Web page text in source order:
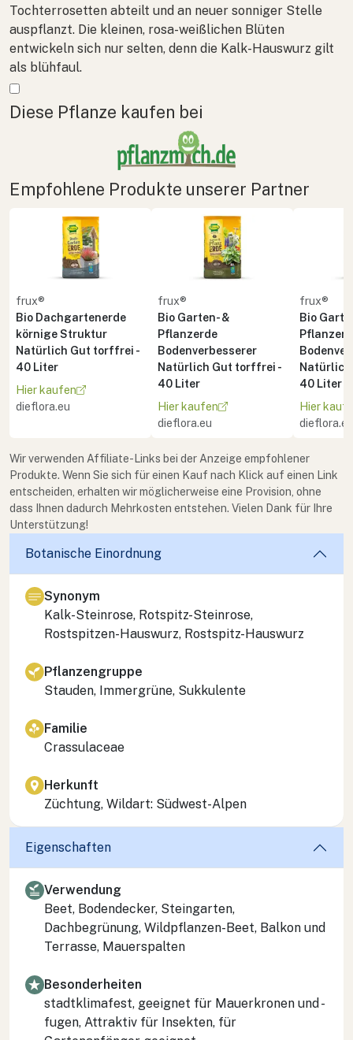
Tochterrosetten abteilt und an neuer sonniger Stelle
auspflanzt. Die kleinen, rosa-weißlichen Blüten
entwickeln sich nur selten, denn die Kalk-Hauswurz gilt
als blühfaul.
Mehr anzeigen
Diese Pflanze kaufen bei
Empfohlene Produkte unserer Partner
frux®
Bio Dachgartenerde
körnige Struktur
Natürlich Gut torffrei -
40 Liter
Hier kaufen
dieflora.eu
frux®
Bio Garten- &
Pflanzerde
Bodenverbesserer
Natürlich Gut torffrei -
40 Liter
Hier kaufen
dieflora.eu
frux®
Bio
40 Liter
Hier
dieflora.eu
Wir verwenden Affiliate-Links bei der Anzeige empfohlener
Produkte. Wenn Sie sich für einen Kauf nach Klick auf einen Link
entscheiden, erhalten wir möglicherweise eine Provision, ohne
dass Ihnen dadurch Mehrkosten entstehen. Vielen Dank für Ihre
Unterstützung!
Botanische Einordnung
Synonym
Kalk-Steinrose, Rotspitz-Steinrose,
Rostspitzen-Hauswurz, Rostspitz-Hauswurz
Pflanzengruppe
Stauden, Immergrüne, Sukkulente
Familie
Crassulaceae
Herkunft
Züchtung, Wildart: Südwest-Alpen
Eigenschaften
Verwendung
Beet, Bodendecker, Steingarten,
Dachbegrünung, Wildpflanzen-Beet, Balkon und
Terrasse, Mauerspalten
Besonderheiten
stadtklimafest, geeignet für Mauerkronen und -
fugen, Attraktiv für Insekten, für